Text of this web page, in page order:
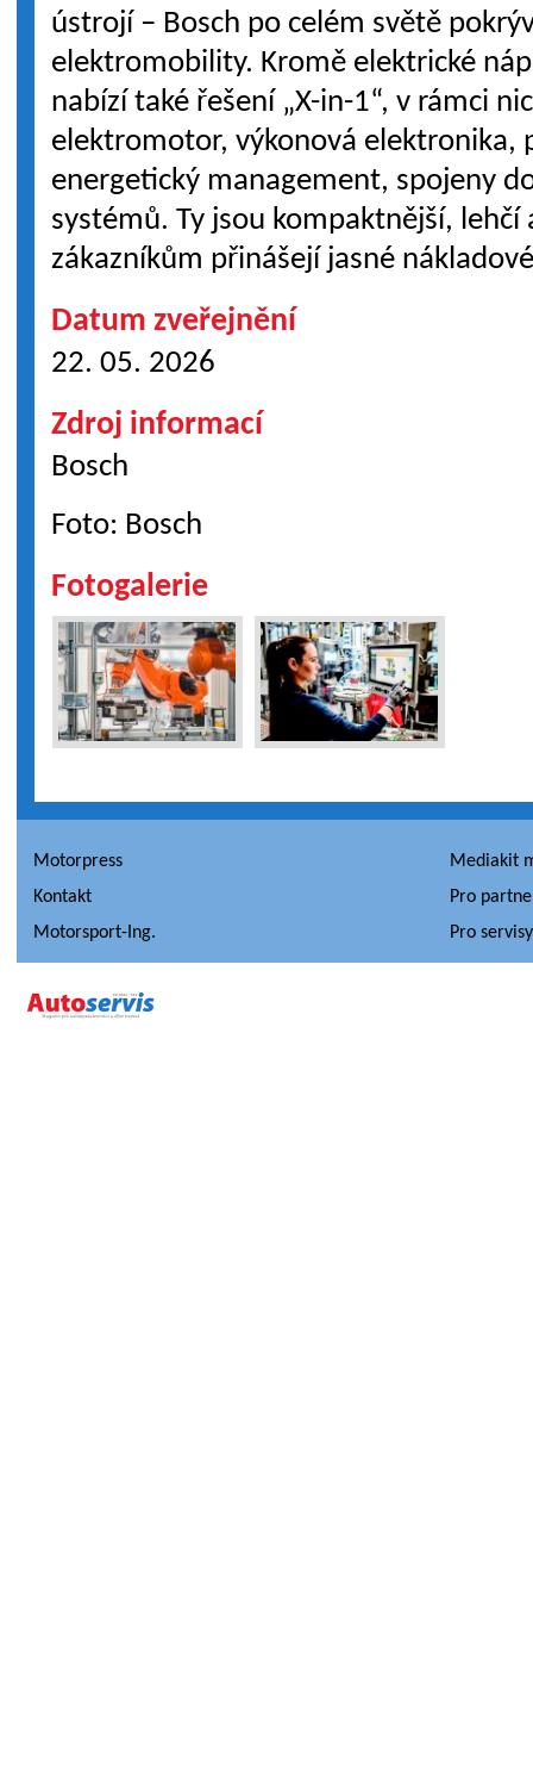
ústrojí – Bosch po celém světě
elektromobility. Kromě elektrické
nabízí také řešení „X-in-1“, v rámci
elektromotor, výkonová elektronika,
energetický management, spojeny
systémů. Ty jsou kompaktnější, lehčí
zákazníkům přinášejí jasné
Datum zveřejnění
22. 05. 2026
Zdroj informací
Bosch
Foto: Bosch
Fotogalerie
Motorpress
Mediakit
Kontakt
Pro
Motorsport-Ing.
Pro servisy